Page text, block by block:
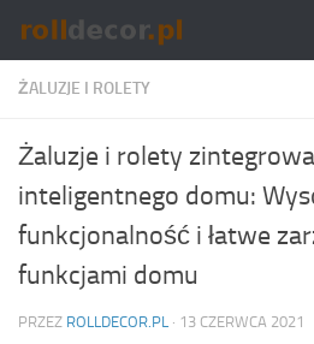
Skip to content
ŻALUZJE I ROLETY
Żaluzje i rolety
inteligentnego domu:
funkcjonalność i łatwe
funkcjami domu
PRZEZ ROLLDECOR.PL · 13 CZERWCA 2021